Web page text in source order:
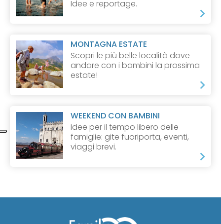
Idee e reportage.
MONTAGNA ESTATE
Scopri le più belle località dove
andare con i bambini la prossima
estate!
WEEKEND CON BAMBINI
Idee per il tempo libero delle
famiglie: gite fuoriporta, eventi,
viaggi brevi.